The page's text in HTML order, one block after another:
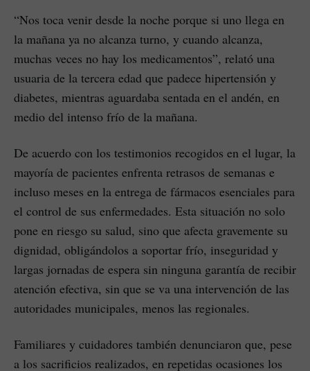
“Nos toca venir desde la noche porque si uno llega en
la mañana ya no alcanza turno, y cuando alcanza,
muchas veces no hay los medicamentos”, relató una
usuaria de la tercera edad que padece hipertensión y
diabetes, mientras aguardaba sentada en el andén, en
medio del intenso frío de la mañana.
De acuerdo con los testimonios recogidos en el lugar, la
mayoría de pacientes enfrenta retrasos de semanas e
incluso meses en la entrega de fármacos esenciales para
el control de sus enfermedades. Esta situación no solo
pone en riesgo su salud, sino que afecta gravemente su
dignidad, obligándolos a soportar frío, inseguridad y
largas jornadas de espera sin ninguna garantía de recibir
atención efectiva, sin que se va una intervención de las
autoridades municipales, menos las regionales.
Familiares y cuidadores también denunciaron que, pese
a los sacrificios realizados, en repetidas ocasiones los